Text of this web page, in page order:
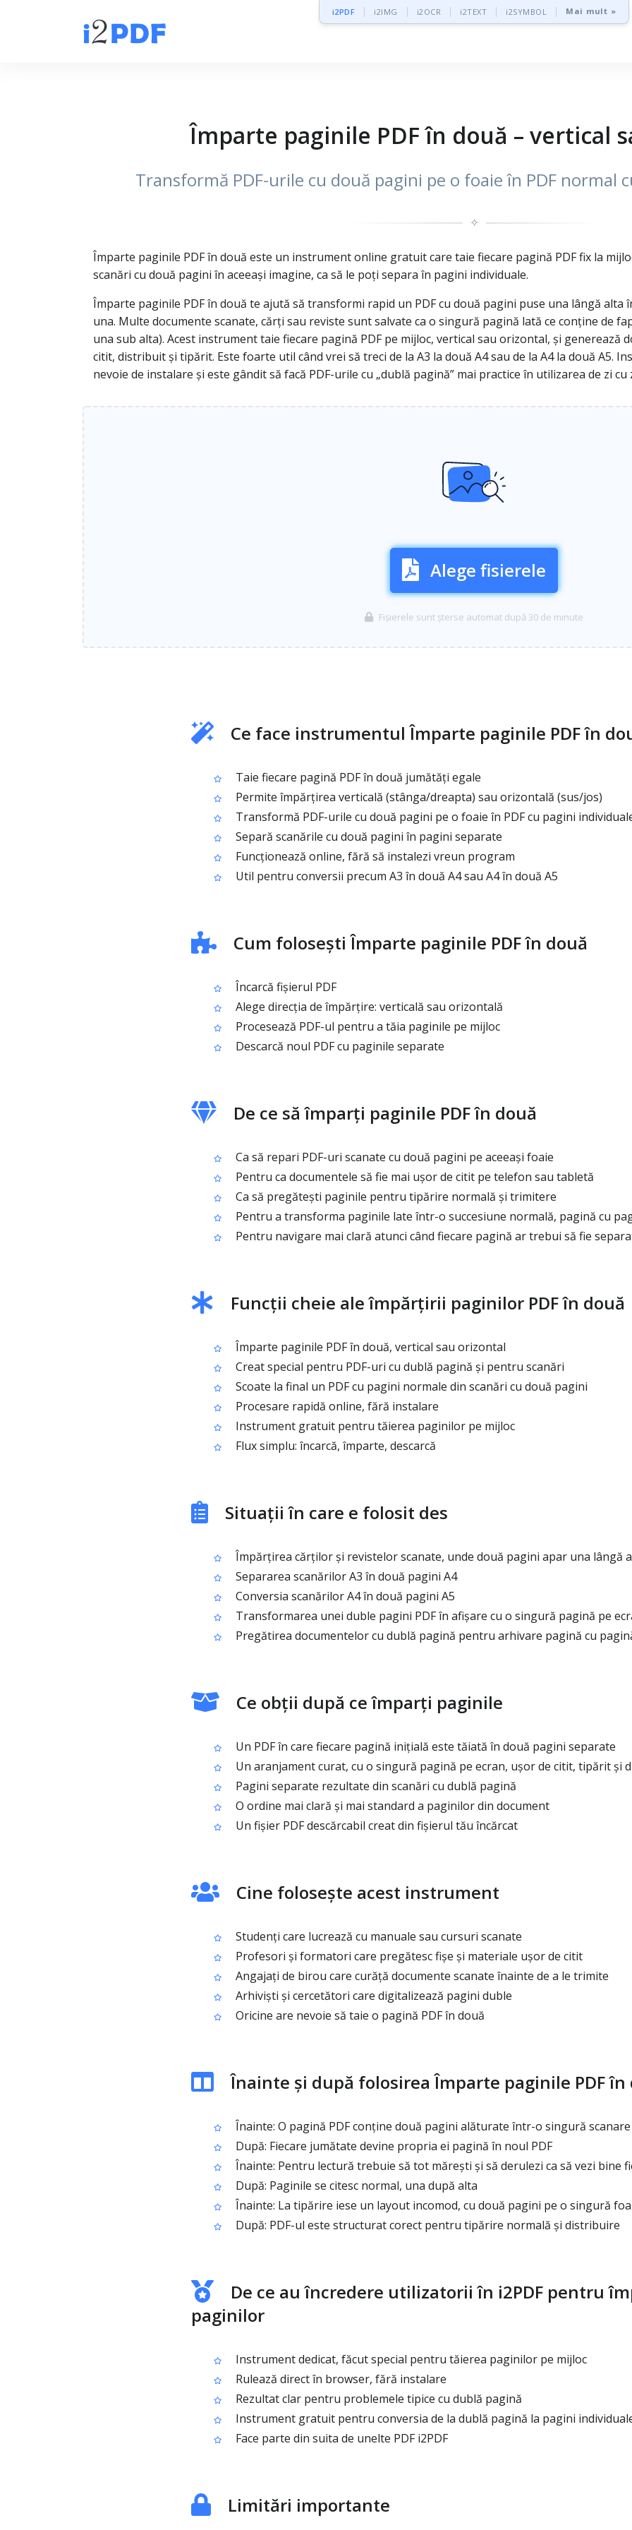
i2PDF i2IMG i2OCR i2TEXT i2SYMBOL Mai mult »
Împarte paginile PDF în două – vertical
Transformă PDF-urile cu două pagini pe o foaie în PDF normal
✧
Împarte paginile PDF în două este un instrument online gratuit care taie fiecare pagină PDF fix la
scanări cu două pagini în aceeași imagine, ca să le poți separa în pagini individuale.
Împarte paginile PDF în două te ajută să transformi rapid un PDF cu două pagini puse una lângă alta
una. Multe documente scanate, cărți sau reviste sunt salvate ca o singură pagină lată ce conține de
una sub alta). Acest instrument taie fiecare pagină PDF pe mijloc, vertical sau orizontal, și generează
citit, distribuit și tipărit. Este foarte util când vrei să treci de la A3 la două A4 sau de la A4 la două A5.
nevoie de instalare și este gândit să facă PDF-urile cu „dublă pagină” mai practice în utilizarea de zi cu
Alege fisierele
Fișierele sunt șterse automat după 30 de minute
Ce face instrumentul Împarte paginile PDF în
Taie fiecare pagină PDF în două jumătăți egale
Permite împărțirea verticală (stânga/dreapta) sau orizontală (sus/jos)
Transformă PDF-urile cu două pagini pe o foaie în PDF cu pagini
Separă scanările cu două pagini în pagini separate
Funcționează online, fără să instalezi vreun program
Util pentru conversii precum A3 în două A4 sau A4 în două A5
Cum folosești Împarte paginile PDF în două
Încarcă fișierul PDF
Alege direcția de împărțire: verticală sau orizontală
Procesează PDF-ul pentru a tăia paginile pe mijloc
Descarcă noul PDF cu paginile separate
De ce să împarți paginile PDF în două
Ca să repari PDF-uri scanate cu două pagini pe aceeași foaie
Pentru ca documentele să fie mai ușor de citit pe telefon sau tabletă
Ca să pregătești paginile pentru tipărire normală și trimitere
Pentru a transforma paginile late într-o succesiune normală, pagină cu
Pentru navigare mai clară atunci când fiecare pagină ar trebui să fie
Funcții cheie ale împărțirii paginilor PDF în două
Împarte paginile PDF în două, vertical sau orizontal
Creat special pentru PDF-uri cu dublă pagină și pentru scanări
Scoate la final un PDF cu pagini normale din scanări cu două pagini
Procesare rapidă online, fără instalare
Instrument gratuit pentru tăierea paginilor pe mijloc
Flux simplu: încarcă, împarte, descarcă
Situații în care e folosit des
Împărțirea cărților și revistelor scanate, unde două pagini apar una lângă
Separarea scanărilor A3 în două pagini A4
Conversia scanărilor A4 în două pagini A5
Transformarea unei duble pagini PDF în afișare cu o singură pagină pe
Pregătirea documentelor cu dublă pagină pentru arhivare pagină cu
Ce obții după ce împarți paginile
Un PDF în care fiecare pagină inițială este tăiată în două pagini separate
Un aranjament curat, cu o singură pagină pe ecran, ușor de citit, tipărit și
Pagini separate rezultate din scanări cu dublă pagină
O ordine mai clară și mai standard a paginilor din document
Un fișier PDF descărcabil creat din fișierul tău încărcat
Cine folosește acest instrument
Studenți care lucrează cu manuale sau cursuri scanate
Profesori și formatori care pregătesc fișe și materiale ușor de citit
Angajați de birou care curăță documente scanate înainte de a le trimite
Arhiviști și cercetători care digitalizează pagini duble
Oricine are nevoie să taie o pagină PDF în două
Înainte și după folosirea Împarte paginile PDF în
Înainte: O pagină PDF conține două pagini alăturate într-o singură
După: Fiecare jumătate devine propria ei pagină în noul PDF
Înainte: Pentru lectură trebuie să tot mărești și să derulezi ca să vezi bine
După: Paginile se citesc normal, una după alta
Înainte: La tipărire iese un layout incomod, cu două pagini pe o singură
După: PDF-ul este structurat corect pentru tipărire normală și distribuire
De ce au încredere utilizatorii în i2PDF pentru
paginilor
Instrument dedicat, făcut special pentru tăierea paginilor pe mijloc
Rulează direct în browser, fără instalare
Rezultat clar pentru problemele tipice cu dublă pagină
Instrument gratuit pentru conversia de la dublă pagină la pagini
Face parte din suita de unelte PDF i2PDF
Limitări importante